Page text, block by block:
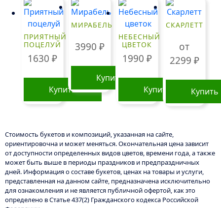
ПРИЯТНЫЙ
ПОЦЕЛУЙ
1630 ₽
Купить
МИРАБЕЛЬ
3990 ₽
Купить
НЕБЕСНЫЙ
ЦВЕТОК
1990 ₽
Купить
СКАРЛЕТТ
от
2299 ₽
Купить
Опции
можно
выбрать
на
Стоимость букетов и композиций, указанная на сайте,
ориентировочна и может меняться. Окончательная цена зависит
от доступности определенных видов цветов, времени года, а также
может быть выше в периоды праздников и предпраздничных
дней. Информация о составе букетов, ценах на товары и услуги,
представленная на данном сайте, предназначена исключительно
для ознакомления и не является публичной офертой, как это
определено в Статье 437(2) Гражданского кодекса Российской